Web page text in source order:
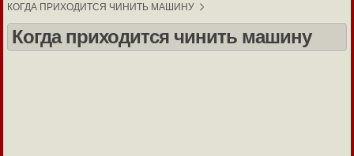
КОГДА ПРИХОДИТСЯ ЧИНИТЬ МАШИНУ
Когда приходится чинить машину